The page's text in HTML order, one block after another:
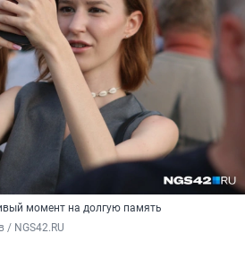
момент на долгую память
/ NGS42.RU